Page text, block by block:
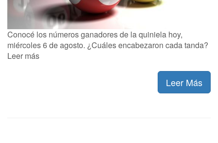
Conocé los números ganadores de la quiniela hoy,
miércoles 6 de agosto. ¿Cuáles encabezaron cada tanda?
Leer más
Leer Más